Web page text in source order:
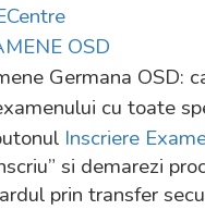
OSD
Germana OSD:
cu toate
Inscriere
si demarezi
prin transfer